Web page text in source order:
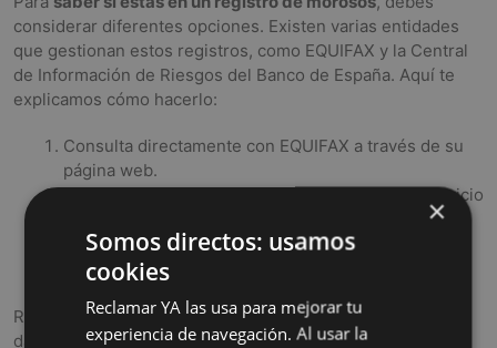
considerar diferentes opciones. Existen varias entidades
que gestionan estos registros, como EQUIFAX y la Central
de Información de Riesgos del Banco de España. Aquí te
explicamos cómo hacerlo:
Consulta directamente con EQUIFAX a través de su
página web.
Visita la web del Banco de España y utiliza su servicio
Considera buscar asesoría legal si crees que tu
inclusión es incorrecta o injusta.
Recuerda que, al igual que con ASNEF, necesitarás tus
datos personales para realizar la consulta. La información
×
Somos directos: usamos
cookies
Reclamar YA las usa para mejorar tu
experiencia de navegación. Al usar la